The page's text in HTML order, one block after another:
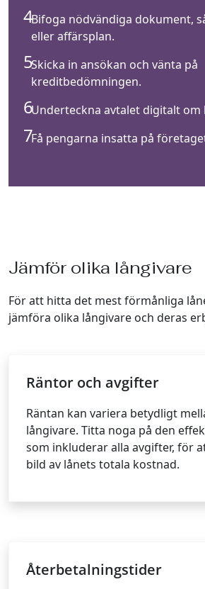
Bifoga nödvändiga dokument,
eller affärsplan.
Skicka in ansökan och vänta på
kreditbedömningen.
Underteckna avtalet digitalt om
Få pengarna insatta på
Jämför olika långivare
För att hitta det mest förmånliga
jämföra olika långivare och deras
Räntor och avgifter
Räntan kan variera betydligt
långivare. Titta noga på den
som inkluderar alla avgifter, för
bild av lånets totala kostnad.
Återbetalningstider